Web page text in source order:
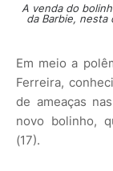
A venda do
da Barbie, nesta
Em meio a
Ferreira,
de ameaças
novo bolinho,
(17).